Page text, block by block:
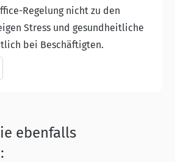
Regelung nicht zu den
Stress und gesundheitliche
bei Beschäftigten.
ebenfalls